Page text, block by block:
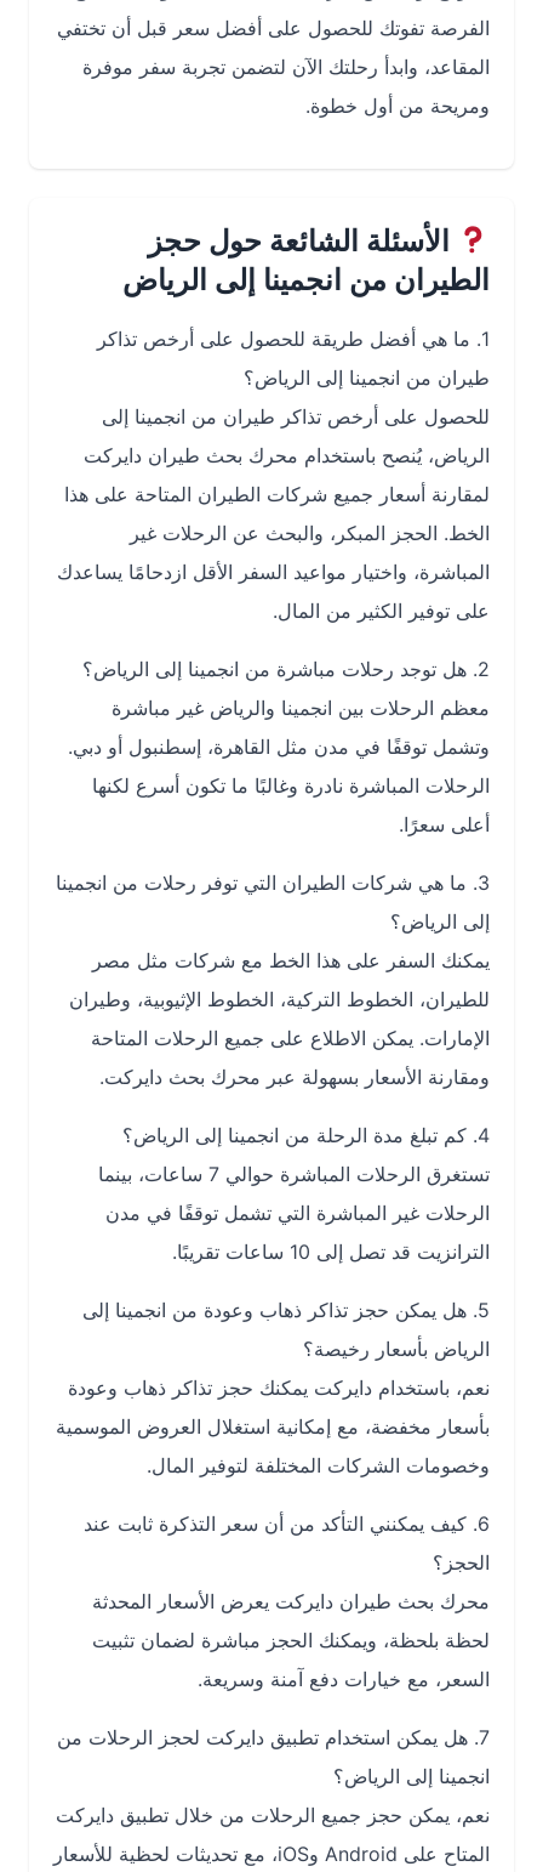
الفرصة تفوتك للحصول على أفضل سعر قبل أن تختفي
المقاعد، وابدأ رحلتك الآن لتضمن تجربة سفر موفرة
ومريحة من أول خطوة.
الأسئلة الشائعة حول حجز
الطيران من انجمينا إلى الرياض
1. ما هي أفضل طريقة للحصول على أرخص تذاكر
طيران من انجمينا إلى الرياض؟
للحصول على أرخص تذاكر طيران من انجمينا إلى
الرياض، يُنصح باستخدام محرك بحث طيران دايركت
لمقارنة أسعار جميع شركات الطيران المتاحة على هذا
الخط. الحجز المبكر، والبحث عن الرحلات غير
المباشرة، واختيار مواعيد السفر الأقل ازدحامًا يساعدك
على توفير الكثير من المال.
معظم الرحلات بين انجمينا والرياض غير مباشرة
وتشمل توقفًا في مدن مثل القاهرة، إسطنبول أو دبي.
الرحلات المباشرة نادرة وغالبًا ما تكون أسرع لكنها
أعلى سعرًا.
3. ما هي شركات الطيران التي توفر رحلات من انجمينا
إلى الرياض؟
يمكنك السفر على هذا الخط مع شركات مثل مصر
للطيران، الخطوط التركية، الخطوط الإثيوبية، وطيران
الإمارات. يمكن الاطلاع على جميع الرحلات المتاحة
ومقارنة الأسعار بسهولة عبر محرك بحث دايركت.
تستغرق الرحلات المباشرة حوالي 7 ساعات، بينما
الرحلات غير المباشرة التي تشمل توقفًا في مدن
الترانزيت قد تصل إلى 10 ساعات تقريبًا.
5. هل يمكن حجز تذاكر ذهاب وعودة من انجمينا إلى
الرياض بأسعار رخيصة؟
نعم، باستخدام دايركت يمكنك حجز تذاكر ذهاب وعودة
بأسعار مخفضة، مع إمكانية استغلال العروض الموسمية
وخصومات الشركات المختلفة لتوفير المال.
6. كيف يمكنني التأكد من أن سعر التذكرة ثابت عند
الحجز؟
محرك بحث طيران دايركت يعرض الأسعار المحدثة
لحظة بلحظة، ويمكنك الحجز مباشرة لضمان تثبيت
السعر، مع خيارات دفع آمنة وسريعة.
7. هل يمكن استخدام تطبيق دايركت لحجز الرحلات من
انجمينا إلى الرياض؟
نعم، يمكن حجز جميع الرحلات من خلال تطبيق دايركت
المتاح على Android وiOS، مع تحديثات لحظية للأسعار